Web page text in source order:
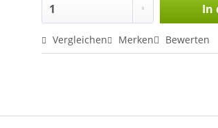
In
Vergleichen Merken Bewerten